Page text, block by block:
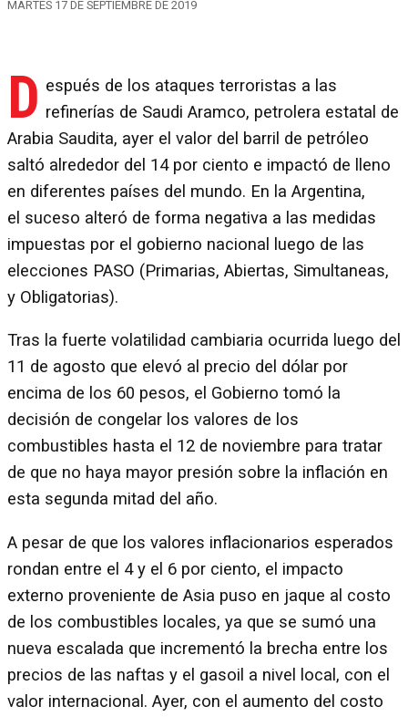
MARTES 17 DE SEPTIEMBRE DE 2019
D espués de los ataques terroristas a las
refinerías de Saudi Aramco, petrolera estatal de
Arabia Saudita, ayer el valor del barril de petróleo
saltó alrededor del 14 por ciento e impactó de lleno
en diferentes países del mundo. En la Argentina,
el suceso alteró de forma negativa a las medidas
impuestas por el gobierno nacional luego de las
elecciones PASO (Primarias, Abiertas, Simultaneas,
y Obligatorias).
Tras la fuerte volatilidad cambiaria ocurrida luego del
11 de agosto que elevó al precio del dólar por
encima de los 60 pesos, el Gobierno tomó la
decisión de congelar los valores de los
combustibles hasta el 12 de noviembre para tratar
de que no haya mayor presión sobre la inflación en
esta segunda mitad del año.
A pesar de que los valores inflacionarios esperados
rondan entre el 4 y el 6 por ciento, el impacto
externo proveniente de Asia puso en jaque al costo
de los combustibles locales, ya que se sumó una
nueva escalada que incrementó la brecha entre los
precios de las naftas y el gasoil a nivel local, con el
valor internacional. Ayer, con el aumento del costo